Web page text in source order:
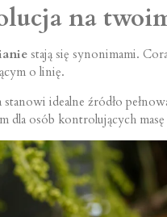
na
stają się synonimami.
o linię.
idealne źródło
osób kontrolujących masę